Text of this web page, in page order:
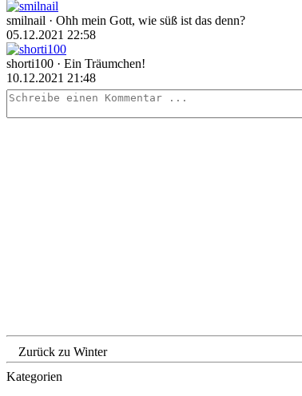
smilnail · Ohh mein Gott, wie süß ist das denn?
05.12.2021 22:58
shorti100 · Ein Träumchen!
10.12.2021 21:48
Zurück zu Winter
Kategorien